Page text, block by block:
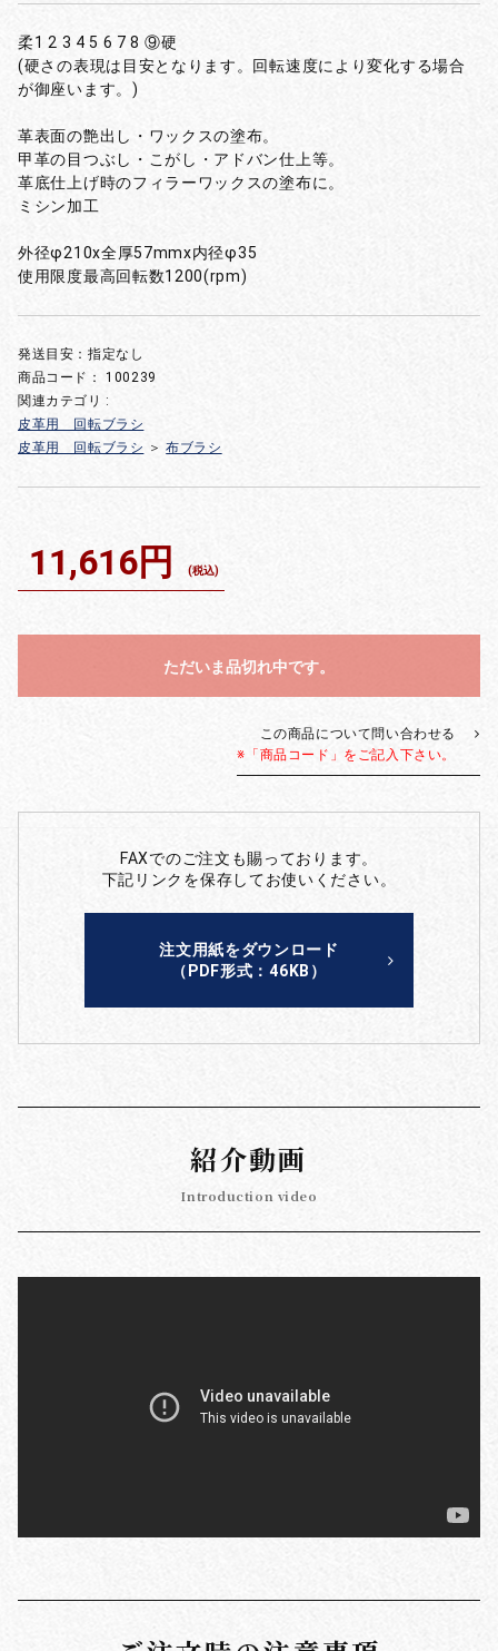
柔1 2 3 4 5 6 7 8 ⑨硬
(硬さの表現は目安となります。回転速度により変化する場合
が御座います。)
革表面の艶出し・ワックスの塗布。
甲革の目つぶし・こがし・アドバン仕上等。
革底仕上げ時のフィラーワックスの塗布に。
ミシン加工
外径φ210x全厚57mmx内径φ35
使用限度最高回転数1200(rpm)
発送目安：指定なし
商品コード： 100239
関連カテゴリ :
皮革用 回転ブラシ
皮革用 回転ブラシ ＞ 布ブラシ
11,616円 (税込)
ただいま品切れ中です。
この商品について問い合わせる
※「商品コード」をご記入下さい。
FAXでのご注文も賜っております。
下記リンクを保存してお使いください。
注文用紙をダウンロード
（PDF形式：46KB）
紹介動画
Introduction video